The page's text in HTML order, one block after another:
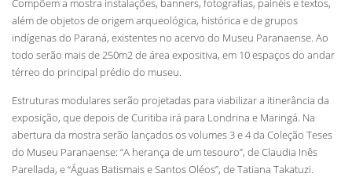
Compõem a mostra instalações, banners, fotografias, painéis e textos,
além de objetos de origem arqueológica, histórica e de grupos
indígenas do Paraná, existentes no acervo do Museu Paranaense. Ao
todo serão mais de 250m2 de área expositiva, em 10 espaços do andar
térreo do principal prédio do museu.
Estruturas modulares serão projetadas para viabilizar a itinerância da
exposição, que depois de Curitiba irá para Londrina e Maringá. Na
abertura da mostra serão lançados os volumes 3 e 4 da Coleção Teses
do Museu Paranaense: “A herança de um tesouro”, de Claudia Inês
Parellada, e “Águas Batismais e Santos Oléos”, de Tatiana Takatuzi.